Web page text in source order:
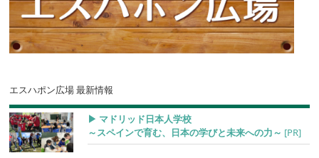
エスハポン広場 最新情報
▶︎ マドリッド日本人学校
～スペインで育む、日本の学びと未来への力～ [PR]